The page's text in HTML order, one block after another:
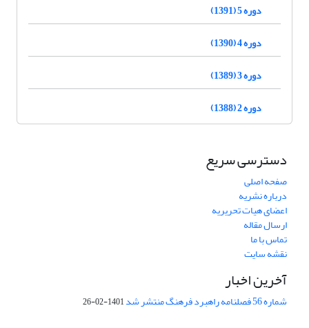
دوره 5 (1391)
دوره 4 (1390)
دوره 3 (1389)
دوره 2 (1388)
دسترسی سریع
صفحه اصلی
درباره نشریه
اعضای هیات تحریریه
ارسال مقاله
تماس با ما
نقشه سایت
آخرین اخبار
شماره 56 فصلنامه راهبرد فرهنگ منتشر شد 1401-02-26